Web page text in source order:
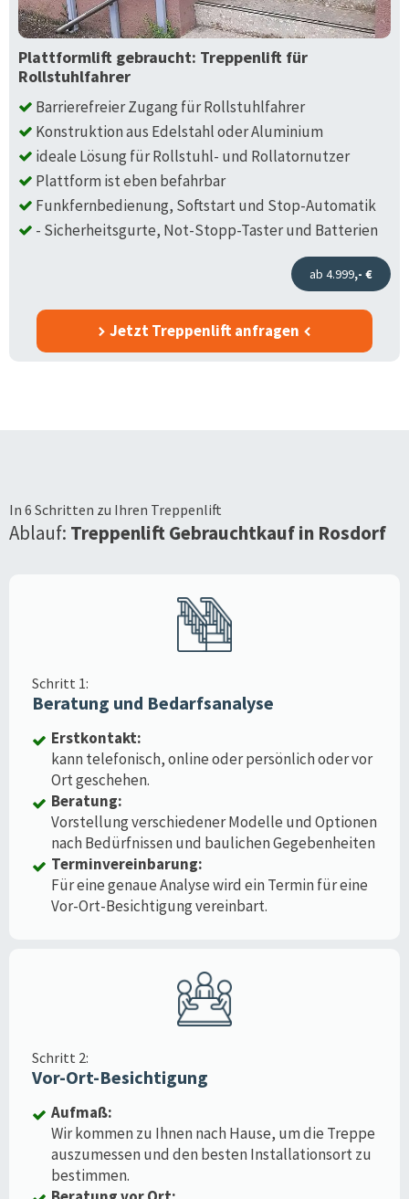
Plattformlift gebraucht: Treppenlift für
Rollstuhlfahrer
Barrierefreier Zugang für Rollstuhlfahrer
Konstruktion aus Edelstahl oder Aluminium
ideale Lösung für Rollstuhl- und Rollatornutzer
Plattform ist eben befahrbar
Funkfernbedienung, Softstart und Stop-Automatik
- Sicherheitsgurte, Not-Stopp-Taster und Batterien
ab 4.999,- €
Jetzt Treppenlift anfragen
In 6 Schritten zu Ihren Treppenlift
Ablauf: Treppenlift Gebrauchtkauf in Rosdorf
Schritt 1:
Beratung und Bedarfsanalyse
Erstkontakt:
kann telefonisch, online oder persönlich oder vor
Ort geschehen.
Beratung:
Vorstellung verschiedener Modelle und Optionen
nach Bedürfnissen und baulichen Gegebenheiten
Terminvereinbarung:
Für eine genaue Analyse wird ein Termin für eine
Vor-Ort-Besichtigung vereinbart.
Schritt 2:
Vor-Ort-Besichtigung
Aufmaß:
Wir kommen zu Ihnen nach Hause, um die Treppe
auszumessen und den besten Installationsort zu
bestimmen.